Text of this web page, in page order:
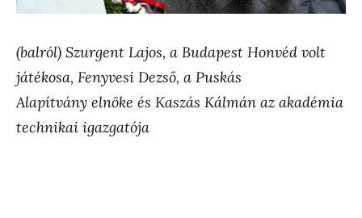
(balról) Szurgent Lajos, a Budapest Honvéd volt
játékosa, Fenyvesi Dezső, a Puskás
Alapítvány elnöke és Kaszás Kálmán az akadémia
technikai igazgatója